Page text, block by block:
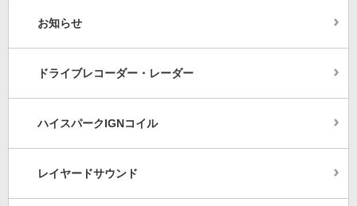
お知らせ
ドライブレコーダー・レーダー
ハイスパークIGNコイル
レイヤードサウンド